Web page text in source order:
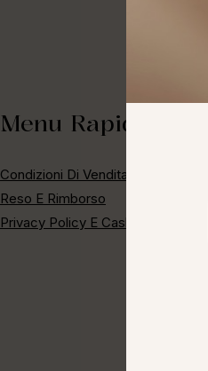
Menu Rapido
Condizioni Di Vendita
Reso E Rimborso
Privacy Policy E Cashback